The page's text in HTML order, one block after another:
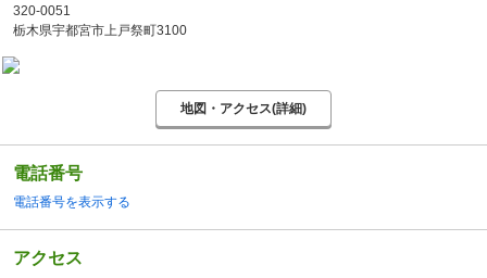
320-0051
栃木県宇都宮市上戸祭町3100
地図・アクセス(詳細)
電話番号
電話番号を表示する
アクセス